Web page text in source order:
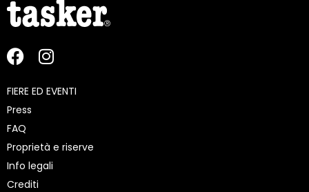
FIERE ED EVENTI
Press
FAQ
Proprietà e riserve
Info legali
Crediti